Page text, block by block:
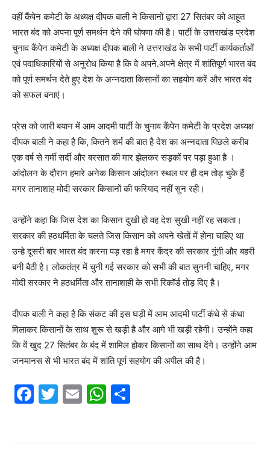
वहीं कैंपेन कमेटी के अध्यक्ष दीपक बाली ने किसानों द्वारा 27 सितंबर को आहूत
भारत बंद को अपना पूर्ण समर्थन देने की घोषणा की है। पार्टी के उत्तराखंड प्रदेश
चुनाव कैंपेन कमेटी के अध्यक्ष दीपक बाली ने उत्तराखंड के सभी पार्टी कार्यकर्ताओं
एवं पदाधिकारियों से अनुरोध किया है कि वे अपने.अपने क्षेत्र में शांतिपूर्ण भारत बंद
को पूर्ण समर्थन देते हुए देश के अन्नदाता किसानों का सहयोग करें और भारत बंद
को सफल बनाएं।
प्रेस को जारी बयान में आम आदमी पार्टी के चुनाव कैंपेन कमेटी के प्रदेश अध्यक्ष
दीपक बाली ने कहा है कि, कितने शर्म की बात है देश का अन्नदाता पिछले करीब
एक वर्ष से गर्मी सर्दी और बरसात की मार झेलकर सड़कों पर पड़ा हुआ है ।
आंदोलन के दौरान हमारे अनेक किसान आंदोलन स्थल पर ही दम तोड़ चुके हैं
मगर तानाशाह मोदी सरकार किसानों की फरियाद नहीं सुन रही।
उन्होंने कहा कि जिस देश का किसान दुखी हो वह देश सुखी नहीं रह सकता।
सरकार की हठधर्मिता के चलते जिस किसान को अपने खेतों में होना चाहिए था
उन्हे दूसरी बार भारत बंद करना पड़ रहा है मगर केंद्र की सरकार गूंगी और बहरी
बनी बैठी है। लोकतंत्र में चुनी गई सरकार को सभी की बात सुननी चाहिए, मगर
मोदी सरकार ने हठधर्मिता और तानाशाही के सभी रिकॉर्ड तोड़ दिए है।
दीपक बाली ने कहा है कि संकट की इस घड़ी में आम आदमी पार्टी कंधे से कंधा
मिलाकर किसानों के साथ शुरू से खड़ी है और आगे भी खड़ी रहेगी। उन्होंने कहा
कि वें खुद 27 सितंबर के बंद में शामिल होकर किसानों का साथ देंगे। उन्होंने आम
जनमानस से भी भारत बंद में शांति पूर्ण सहयोग की अपील की है।
F
T
E
W